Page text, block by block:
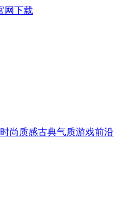
时尚质感古典气质游戏前沿